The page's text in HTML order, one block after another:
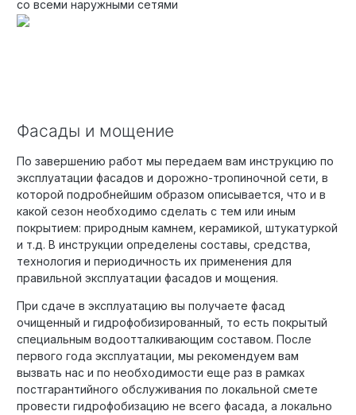
со всеми наружными сетями
Фасады и мощение
По завершению работ мы передаем вам инструкцию по
эксплуатации фасадов и дорожно-тропиночной сети, в
которой подробнейшим образом описывается, что и в
какой сезон необходимо сделать с тем или иным
покрытием: природным камнем, керамикой, штукатуркой
и т.д. В инструкции определены составы, средства,
технология и периодичность их применения для
правильной эксплуатации фасадов и мощения.
При сдаче в эксплуатацию вы получаете фасад
очищенный и гидрофобизированный, то есть покрытый
специальным водоотталкивающим составом. После
первого года эксплуатации, мы рекомендуем вам
вызвать нас и по необходимости еще раз в рамках
постгарантийного обслуживания по локальной смете
провести гидрофобизацию не всего фасада, а локально